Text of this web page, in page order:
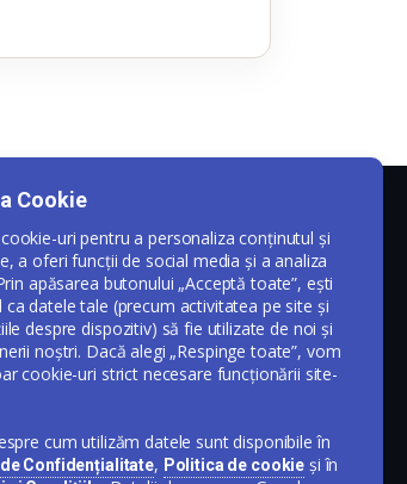
Cookie
uri pentru a personaliza conținutul și
a oferi funcții de social media și a analiza
apăsarea butonului „Acceptă toate”, ești
ca datele tale (precum activitatea pe site și
despre dispozitiv) să fie utilizate de noi și
noștri. Dacă alegi „Respinge toate”, vom
cookie-uri strict necesare funcționării site-
cum utilizăm datele sunt disponibile în
Confidențialitate, Politica de cookie și în